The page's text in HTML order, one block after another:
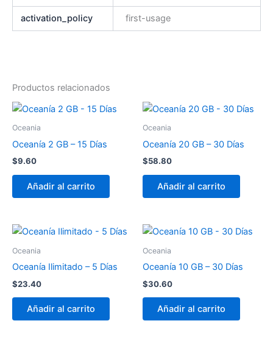
activation_policy first-usage
Productos relacionados
Oceania
Oceanía 2 GB – 15 Días
$9.60
Añadir al carrito
Oceania
Oceanía 20 GB – 30 Días
$58.80
Añadir al carrito
Oceania
Oceanía Ilimitado – 5 Días
$23.40
Añadir al carrito
Oceania
Oceanía 10 GB – 30 Días
$30.60
Añadir al carrito